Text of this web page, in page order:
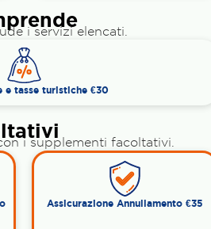
i servizi elencati.
e tasse turistiche €30
i supplementi facoltativi.
Assicurazione Annullamento €35